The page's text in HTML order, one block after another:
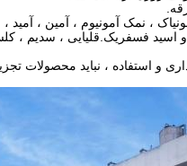
، نمک آمونیوم ، آمین ،
اسید فسفریک.قلیایی ، سدیم ،
و استفاده ، نباید محصولات